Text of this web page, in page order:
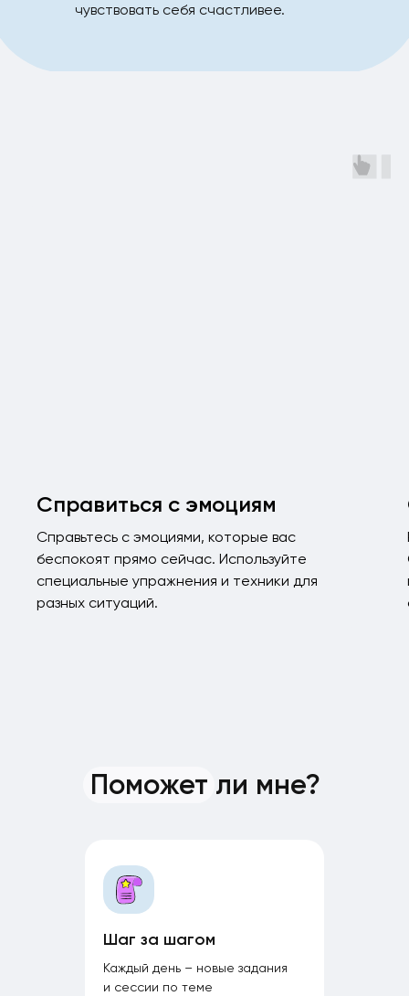
чувствовать себя счастливее.
Справиться с эмоциям
Справьтесь с эмоциями, которые вас
беспокоят прямо сейчас. Используйте
специальные упражнения и техники для
разных ситуаций.
Поможет ли мне?
Шаг за шагом
Каждый день – новые задания
и сессии по теме